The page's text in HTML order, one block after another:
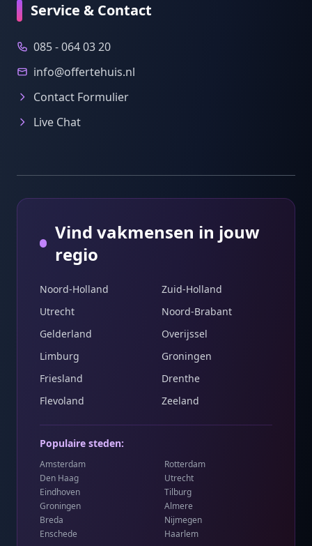
Service & Contact
085 - 064 03 20
info@offertehuis.nl
Contact Formulier
Live Chat
Vind vakmensen in jouw
regio
Noord-Holland
Zuid-Holland
Utrecht
Noord-Brabant
Gelderland
Overijssel
Limburg
Groningen
Friesland
Drenthe
Flevoland
Zeeland
Populaire steden:
Amsterdam
Rotterdam
Den Haag
Utrecht
Eindhoven
Tilburg
Groningen
Almere
Breda
Nijmegen
Enschede
Haarlem